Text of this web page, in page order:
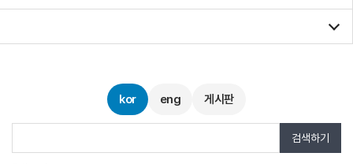
kor eng 게시판
검색하기